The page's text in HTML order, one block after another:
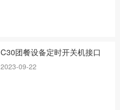
C30团餐设备定时开关机接口
2023-09-22